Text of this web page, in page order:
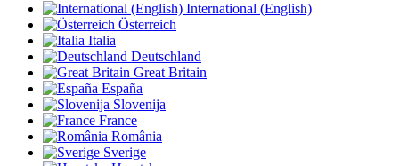
International (English)
Österreich
Italia
Deutschland
Great Britain
España
Slovenija
France
România
Sverige